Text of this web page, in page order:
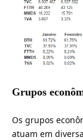
Grupos
Os grupos
atuam em